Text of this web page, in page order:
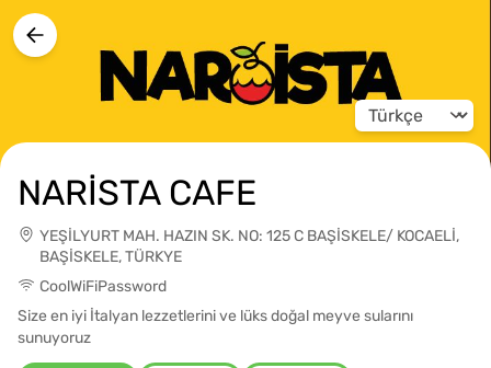
Change
NARİSTA CAFE
YEŞİLYURT MAH. HAZIN SK. NO: 125 C BAŞİSKELE/ KOCAELİ,
BAŞİSKELE, TÜRKYE
CoolWiFiPassword
Size en iyi İtalyan lezzetlerini ve lüks doğal meyve sularını
sunuyoruz